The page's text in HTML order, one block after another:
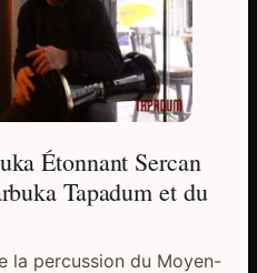
Étonnant Sercan
Tapadum et du
la percussion du Moyen-